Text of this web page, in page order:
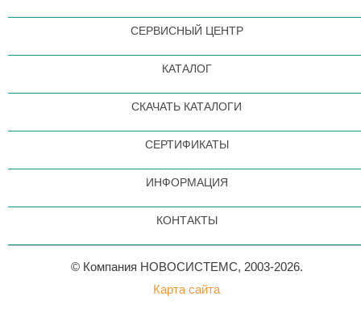
СЕРВИСНЫЙ ЦЕНТР
КАТАЛОГ
СКАЧАТЬ КАТАЛОГИ
СЕРТИФИКАТЫ
ИНФОРМАЦИЯ
КОНТАКТЫ
© Компания НОВОСИСТЕМС, 2003-2026.
Карта сайта